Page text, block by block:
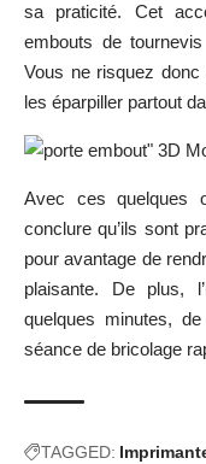
sa praticité. Cet
embouts de
Vous ne risquez
les éparpiller partout
Avec ces quelques
conclure qu’ils sont
pour avantage de
plaisante. De plus,
quelques minutes,
séance de bricolage
TAGGED: